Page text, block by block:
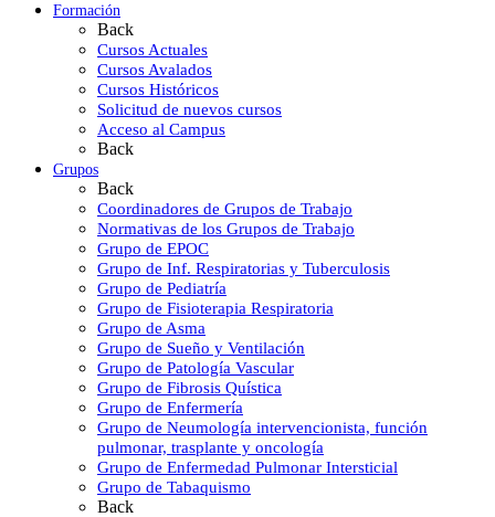
Formación
Back
Cursos Actuales
Cursos Avalados
Cursos Históricos
Solicitud de nuevos cursos
Acceso al Campus
Back
Grupos
Back
Coordinadores de Grupos de Trabajo
Normativas de los Grupos de Trabajo
Grupo de EPOC
Grupo de Inf. Respiratorias y Tuberculosis
Grupo de Pediatría
Grupo de Fisioterapia Respiratoria
Grupo de Asma
Grupo de Sueño y Ventilación
Grupo de Patología Vascular
Grupo de Fibrosis Quística
Grupo de Enfermería
Grupo de Neumología intervencionista, función
pulmonar, trasplante y oncología
Grupo de Enfermedad Pulmonar Intersticial
Grupo de Tabaquismo
Back